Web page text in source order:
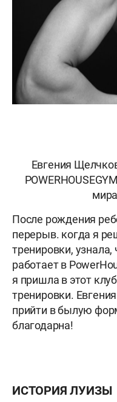
Евгения
После рождения
перерыв. когда я
тренировки, узнала,
работает в
я пришла в этот
тренировки.
прийти в былую
благодарна!
ИСТОРИЯ ЛУИЗЫ